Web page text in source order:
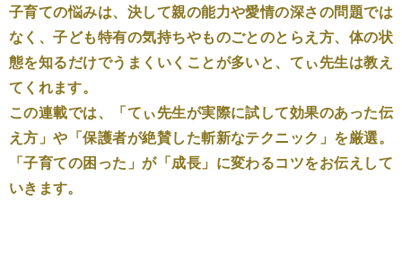
子育ての悩みは、決して親の能力や愛情の深さの問題では
なく、子ども特有の気持ちやものごとのとらえ方、体の状
態を知るだけでうまくいくことが多いと、てぃ先生は教え
てくれます。
この連載では、「てぃ先生が実際に試して効果のあった伝
え方」や「保護者が絶賛した斬新なテクニック」を厳選。
「子育ての困った」が「成長」に変わるコツをお伝えして
いきます。